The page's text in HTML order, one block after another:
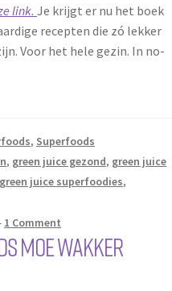
link. Je krijgt er nu het boek
recepten die zó lekker
Voor het hele gezin. In no-
, Superfoods
, green juice gezond, green juice
green juice superfoodies,
1 Comment
moe wakker